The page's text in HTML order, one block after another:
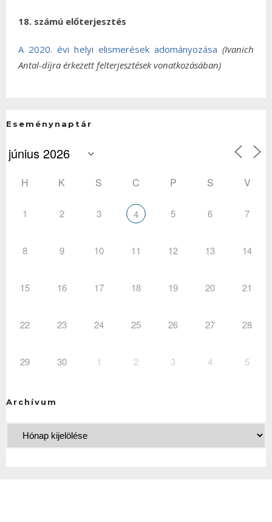
18. számú előterjesztés
A 2020. évi helyi elismerések adományozása (Ivanich
Antal-díjra érkezett felterjesztések vonatkozásában)
Eseménynaptár
H K S C P S V
1 2 3 4 5 6 7
8 9 10 11 12 13 14
15 16 17 18 19 20 21
22 23 24 25 26 27 28
29 30 1 2 3 4 5
Archívum